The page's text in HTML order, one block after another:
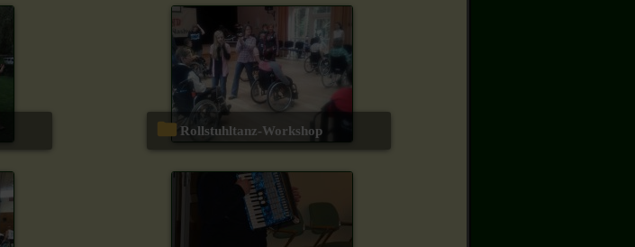
Rollstuhltanz-Workshop